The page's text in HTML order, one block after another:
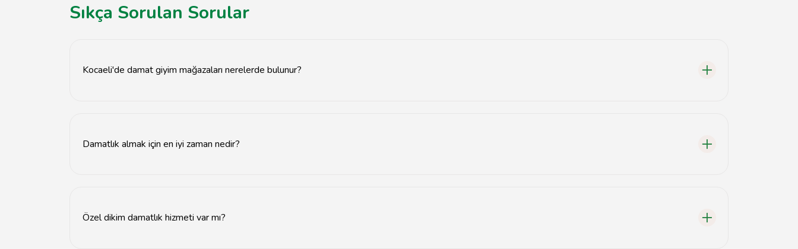
Sıkça Sorulan Sorular
Kocaeli'de damat giyim mağazaları nerelerde bulunur?
Damatlık almak için en iyi zaman nedir?
Özel dikim damatlık hizmeti var mı?